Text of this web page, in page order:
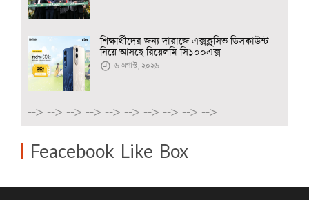
শিক্ষার্থীদের জন্য দারাজে এক্সক্লুসিভ ডিসকাউন্ট
নিয়ে আসছে রিয়েলমি সি১০০এক্স
৬ অগাস্ট, ২০২৬
--> --> --> --> --> --> --> --> --> -->
Feacebook Like Box